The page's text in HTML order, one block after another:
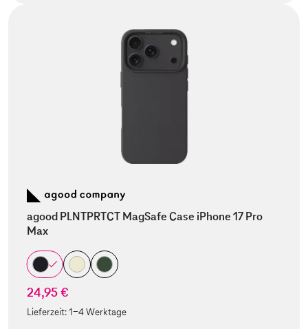
agood PLNTPRTCT MagSafe Case iPhone 17 Pro
Max
24,95 €
Lieferzeit:1-4 Werktage